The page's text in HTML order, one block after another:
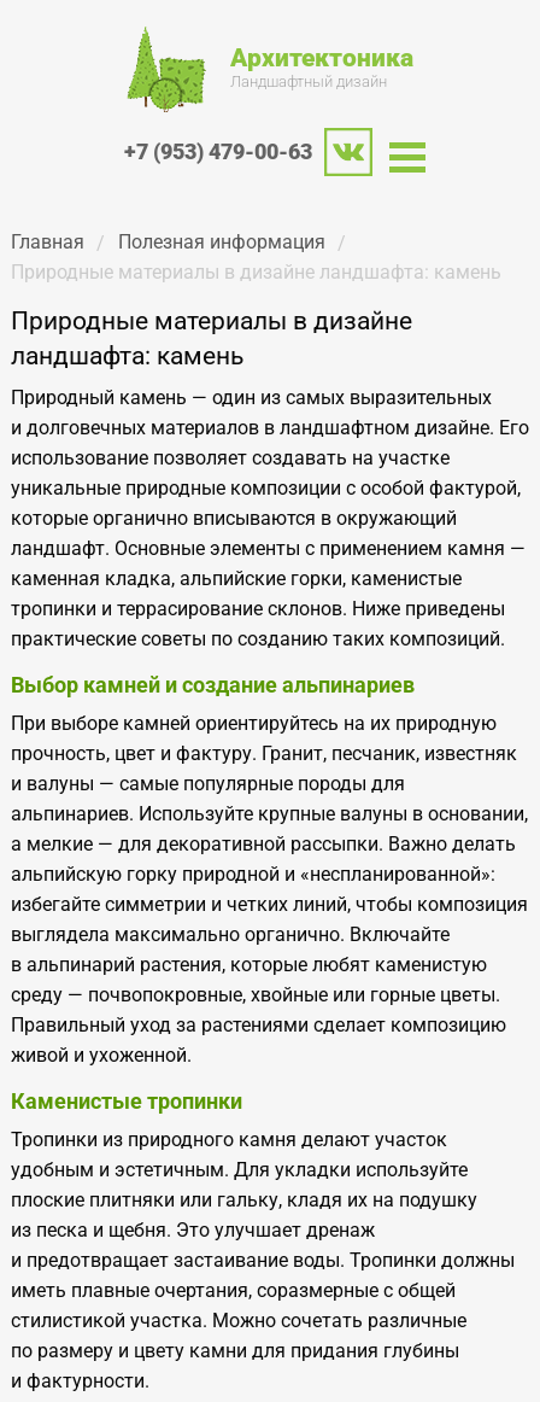
Архитектоника
Ландшафтный дизайн
+7 (953) 479-00-63
Главная
Полезная информация
Природные материалы в дизайне ландшафта: камень
Природные материалы в дизайне
ландшафта: камень
Природный камень — один из самых выразительных
и долговечных материалов в ландшафтном дизайне. Его
использование позволяет создавать на участке
уникальные природные композиции с особой фактурой,
которые органично вписываются в окружающий
ландшафт. Основные элементы с применением камня —
каменная кладка, альпийские горки, каменистые
тропинки и террасирование склонов. Ниже приведены
практические советы по созданию таких композиций.
Выбор камней и создание альпинариев
При выборе камней ориентируйтесь на их природную
прочность, цвет и фактуру. Гранит, песчаник, известняк
и валуны — самые популярные породы для
альпинариев. Используйте крупные валуны в основании,
а мелкие — для декоративной рассыпки. Важно делать
альпийскую горку природной и «неспланированной»:
избегайте симметрии и четких линий, чтобы композиция
выглядела максимально органично. Включайте
в альпинарий растения, которые любят каменистую
среду — почвопокровные, хвойные или горные цветы.
Правильный уход за растениями сделает композицию
живой и ухоженной.
Каменистые тропинки
Тропинки из природного камня делают участок
удобным и эстетичным. Для укладки используйте
плоские плитняки или гальку, кладя их на подушку
из песка и щебня. Это улучшает дренаж
и предотвращает застаивание воды. Тропинки должны
иметь плавные очертания, соразмерные с общей
стилистикой участка. Можно сочетать различные
по размеру и цвету камни для придания глубины
и фактурности.